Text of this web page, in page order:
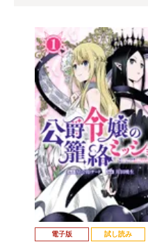
電子版 試し読み